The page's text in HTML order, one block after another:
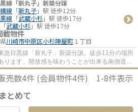
線「新丸子」新築分譲
線 「新丸子」駅 徒歩12分
線 「武蔵小杉」駅 徒歩17分
「武蔵小杉」駅 徒歩17分
載物件
川崎市中原区小杉陣屋町１丁目
急目黒線「新丸子」新築分譲。徒歩11分の場所
ります。開放感を味わうことが出来る南側道路
の物件は、新築...
売数4件 (会員物件4件) 1-8件表示
とめて